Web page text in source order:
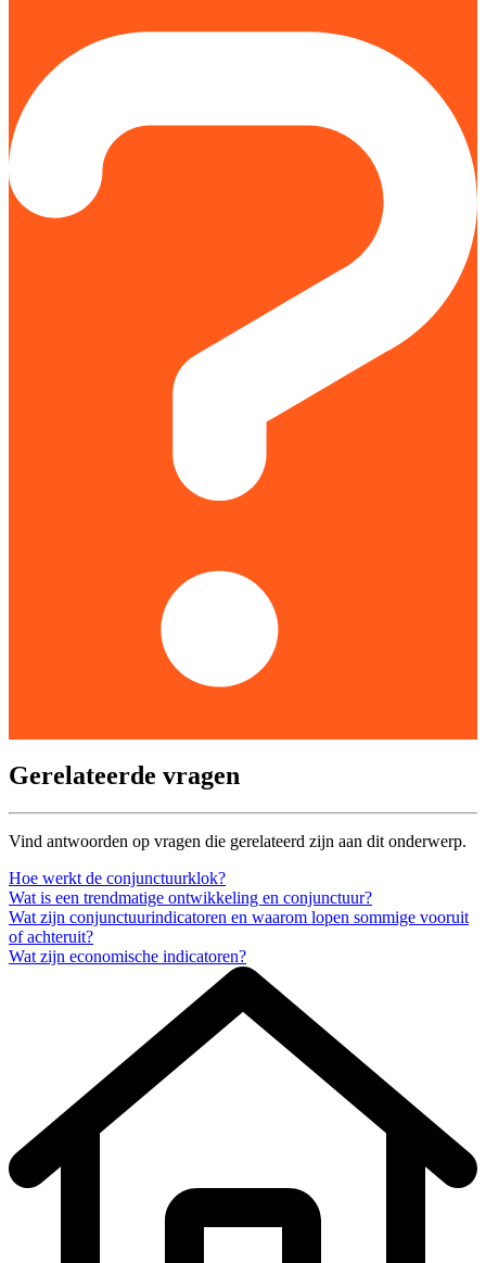
Gerelateerde vragen
Vind antwoorden op vragen die gerelateerd zijn aan dit onderwerp.
Hoe werkt de conjunctuurklok?
Wat is een trendmatige ontwikkeling en conjunctuur?
Wat zijn conjunctuurindicatoren en waarom lopen sommige vooruit
of achteruit?
Wat zijn economische indicatoren?